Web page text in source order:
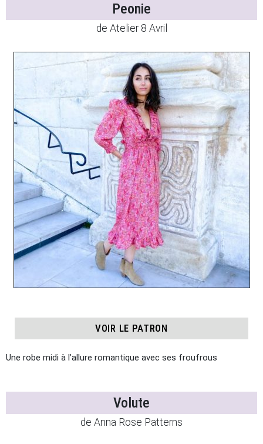
Peonie
de Atelier 8 Avril
VOIR LE PATRON
Une robe midi à l’allure romantique avec ses froufrous
Volute
de Anna Rose Patterns